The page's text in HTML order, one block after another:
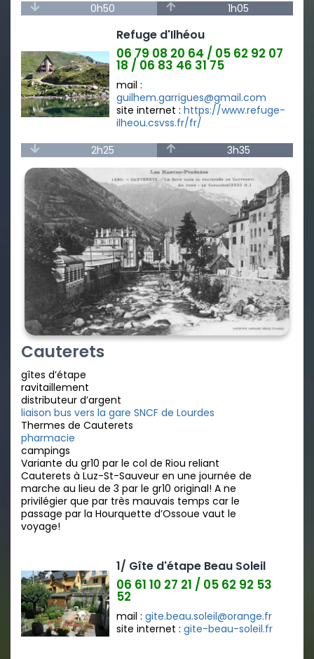
0h50
1h05
Refuge d'Ilhéou
06 79 08 20 64 / 05 62 92 07
18 / 06 83 46 31 75
mail :
guilhem.garrigues@gmail.com
site internet : https://www.refuge-
ilheou.csvss.fr/fr/
2h25
3h35
Cauterets
gîtes d’étape
ravitaillement
distributeur d’argent
liaison bus vers la gare SNCF de Lourdes
Thermes de Cauterets
pharmacie
campings
Variante du gr10 par le col de Riou reliant
Cauterets à Luz-St-Sauveur en une journée de
marche au lieu de 3 par le gr10 original! A ne
privilégier que par très mauvais temps car le
passage par la Hourquette d’Ossoue vaut le
voyage!
1/ Gîte d'étape Beau Soleil
06 61 10 27 21 / 05 62 92 53
52
mail : gite.beau.soleil@orange.fr
site internet : gite-beau-soleil.fr